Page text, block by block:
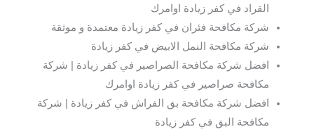
القراد في كفر زيادة اوامرك
شركة مكافحة فئران في كفر زيادة معتمدة و موثقة
شركة مكافحة النمل الابيض في كفر زيادة
افضل شركة مكافحة الصراصير في كفر زيادة | شركة
مكافحة صراصير في كفر زيادة اوامرك
افضل شركة مكافحة بق الفراش في كفر زيادة | شركة
مكافحة البق في كفر زيادة